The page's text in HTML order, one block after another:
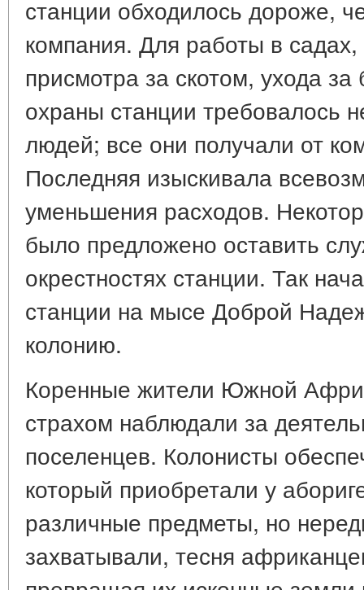
станции обходилось дороже,
компания. Для работы в
присмотра за скотом, ухода
охраны станции требовалось
людей; все они получали от
Последняя изыскивала
уменьшения расходов.
было предложено оставить
окрестностях станции. Так
станции на мысе Доброй
колонию.
Коренные жители Южной
страхом наблюдали за
поселенцев. Колонисты
который приобретали у
различные предметы, но
захватывали, тесня